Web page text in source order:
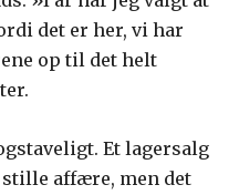
det er her, vi har
op til det helt
Et lagersalg
stille affære, men det